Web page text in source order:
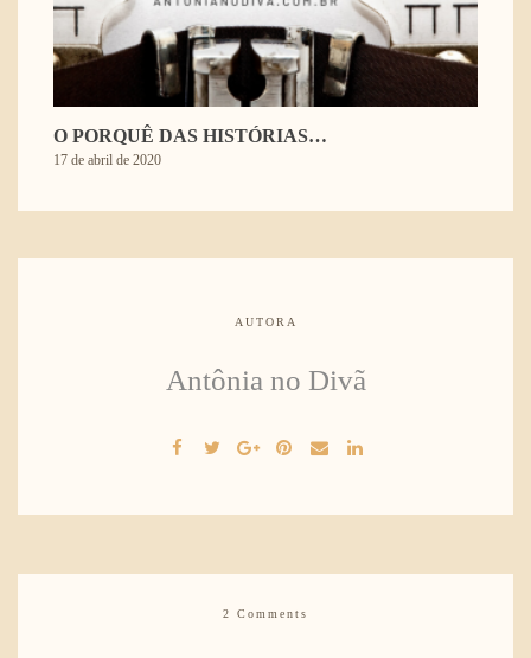
O PORQUÊ DAS HISTÓRIAS…
17 de abril de 2020
AUTORA
Antônia no Divã
2 Comments